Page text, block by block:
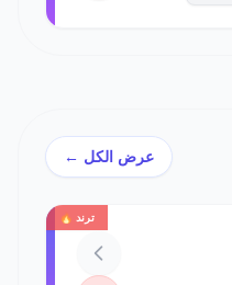
عرض الكل ←
ترند 🔥